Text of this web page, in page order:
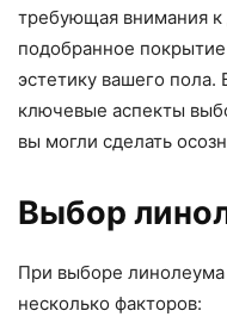
требующая внимания
подобранное
эстетику вашего пола.
ключевые аспекты
вы могли сделать
Выбор
При выборе
несколько факторов: